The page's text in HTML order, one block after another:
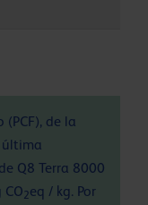
de la
última
Q8 Terra 8000
2eq / kg. Por